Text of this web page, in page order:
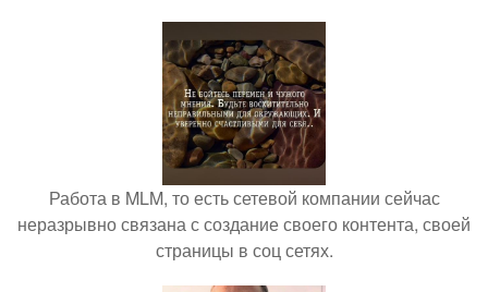
Работа в MLM, то есть сетевой компании сейчас
неразрывно связана с создание своего контента, своей
страницы в соц сетях.